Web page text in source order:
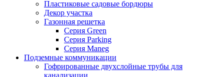
Пластиковые садовые бордюры
Декор участка
Газонная решетка
Серия Green
Серия Parking
Серия Maneg
Подземные коммуникации
Гофрированные двухслойные трубы для
канализации